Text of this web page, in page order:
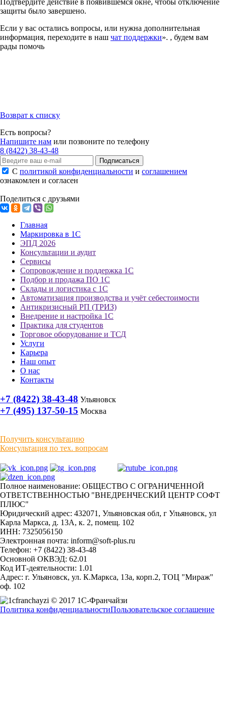
защиты было завершено.
Если у вас остались вопросы, или нужна дополнительная
информация, переходите в наш чат поддержки». , будем вам
рады помочь
Возврат к списку
Есть вопросы?
Напишите нам или позвоните по телефону
8 (8422) 38-43-48
Подписаться
С политикой конфиденциальности и соглашением
ознакомлен и согласен
Поделиться с друзьями
Главная
Маркировка в 1С
ЭПД 2026
Консультации и аудит
Сервисы
Сопровождение и поддержка 1С
Подбор и продажа ПО 1С
Склады и логистика с 1С
Автоматизация производства и учёт себестоимости
Антикризисный РП (ТРИЗ)
Внедрение и настройка 1С
Практика для студентов
Торговое оборудование и ТСД
Услуги
Карьера
Наш опыт
О нас
Контакты
+7 (8422) 38-43-48 Ульяновск
+7 (495) 137-50-15 Москва
Получить консультацию
Консультация по тех. вопросам
Полное наименование: ОБЩЕСТВО С ОГРАНИЧЕННОЙ
ОТВЕТСТВЕННОСТЬЮ "ВНЕДРЕНЧЕСКИЙ ЦЕНТР СОФТ
ПЛЮС"
Юридический адрес: 432071, Ульяновская обл, г Ульяновск, ул
Карла Маркса, д. 13А, к. 2, помещ. 102
ИНН: 7325056150
Электронная почта: inform@soft-plus.ru
Телефон: +7 (8422) 38-43-48
Основной ОКВЭД: 62.01
Код ИТ-деятельности: 1.01
Адрес: г. Ульяновск, ул. К.Маркса, 13а, корп.2, ТОЦ "Мираж"
оф. 102
© 2017 1С-Франчайзи
Политика конфиденциальностиПользовательское соглашение